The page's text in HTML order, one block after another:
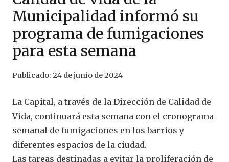
Municipalidad informó su
programa de fumigaciones
para esta semana
Publicado: 24 de junio de 2024
La Capital, a través de la Dirección de Calidad de
Vida, continuará esta semana con el cronograma
semanal de fumigaciones en los barrios y
diferentes espacios de la ciudad.
Las tareas destinadas a evitar la proliferación de